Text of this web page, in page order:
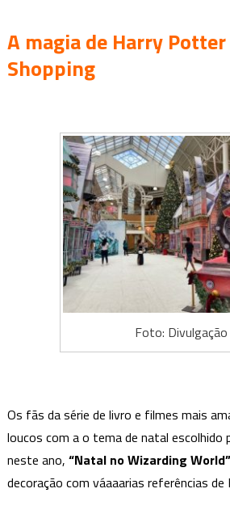
A magia de Harry
Shopping
Foto: Divulgação
Os fãs da série de livro e filmes mais
loucos com a o tema de natal escolhido
neste ano, “Natal no Wizarding World”
decoração com váaaarias referências